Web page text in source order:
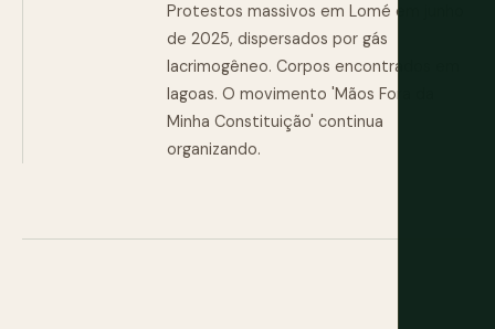
Protestos massivos em Lomé em junho
de 2025, dispersados por gás
lacrimogêneo. Corpos encontrados em
lagoas. O movimento 'Mãos Fora da
Minha Constituição' continua
organizando.